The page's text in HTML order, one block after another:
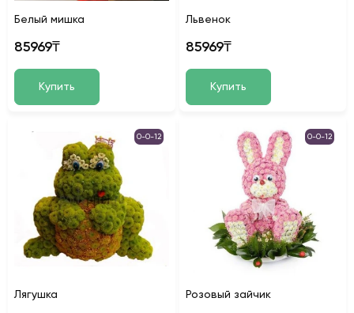
Белый мишка
85969₸
Купить
Львенок
85969₸
Купить
0-0-12
Лягушка
0-0-12
Розовый зайчик